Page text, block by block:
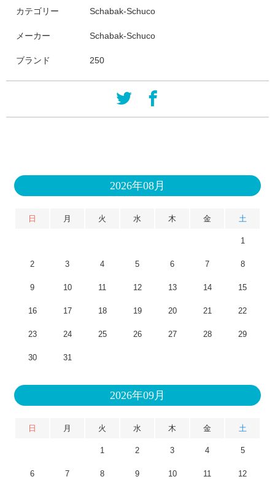
カテゴリー Schabak-Schuco
メーカー Schabak-Schuco
ブランド 250
2026年08月
日 月 火 水 木 金 土
1
2 3 4 5 6 7 8
9 10 11 12 13 14 15
16 17 18 19 20 21 22
23 24 25 26 27 28 29
30 31
2026年09月
日 月 火 水 木 金 土
1 2 3 4 5
6 7 8 9 10 11 12